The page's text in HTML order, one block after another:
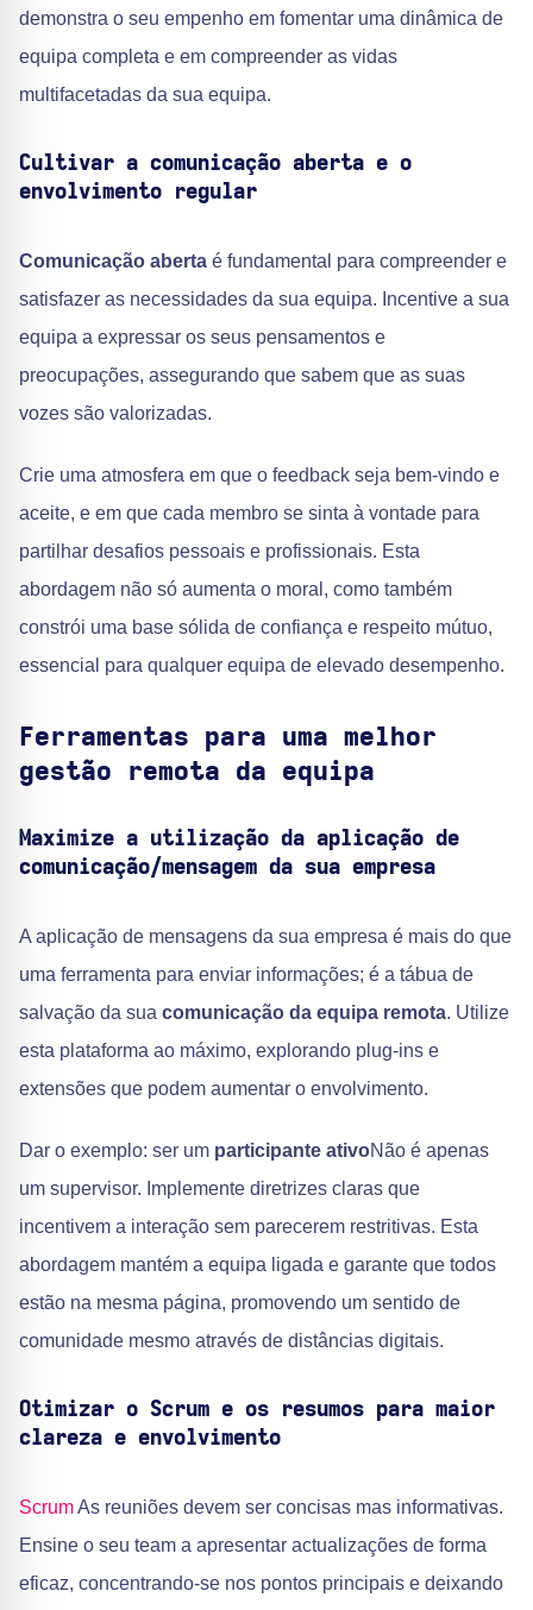
demonstra o seu empenho em fomentar uma dinâmica de
equipa completa e em compreender as vidas
multifacetadas da sua equipa.
Cultivar a comunicação aberta e o
envolvimento regular
Comunicação aberta é fundamental para compreender e
satisfazer as necessidades da sua equipa. Incentive a sua
equipa a expressar os seus pensamentos e
preocupações, assegurando que sabem que as suas
vozes são valorizadas.
Crie uma atmosfera em que o feedback seja bem-vindo e
aceite, e em que cada membro se sinta à vontade para
partilhar desafios pessoais e profissionais. Esta
abordagem não só aumenta o moral, como também
constrói uma base sólida de confiança e respeito mútuo,
essencial para qualquer equipa de elevado desempenho.
Ferramentas para uma melhor
gestão remota da equipa
Maximize a utilização da aplicação de
comunicação/mensagem da sua empresa
A aplicação de mensagens da sua empresa é mais do que
uma ferramenta para enviar informações; é a tábua de
salvação da sua comunicação da equipa remota. Utilize
esta plataforma ao máximo, explorando plug-ins e
extensões que podem aumentar o envolvimento.
Dar o exemplo: ser um participante ativoNão é apenas
um supervisor. Implemente diretrizes claras que
incentivem a interação sem parecerem restritivas. Esta
abordagem mantém a equipa ligada e garante que todos
estão na mesma página, promovendo um sentido de
comunidade mesmo através de distâncias digitais.
Otimizar o Scrum e os resumos para maior
clareza e envolvimento
ScrumAs reuniões devem ser concisas mas informativas.
Ensine o seu team a apresentar actualizações de forma
eficaz, concentrando-se nos pontos principais e deixando